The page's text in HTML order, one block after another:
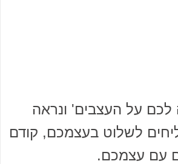
על העצבים' ונראה
לשלוט בעצמכם, קודם
עם עצמכם.